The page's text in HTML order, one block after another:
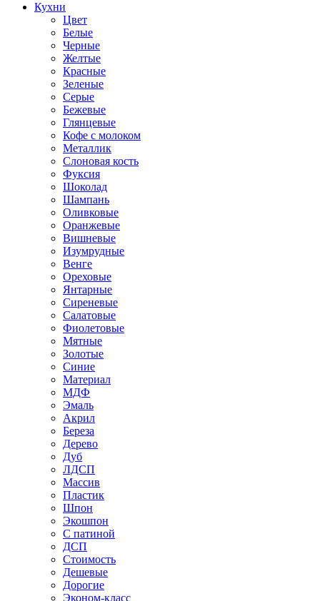
Кухни
Цвет
Белые
Черные
Желтые
Красные
Зеленые
Серые
Бежевые
Глянцевые
Кофе с молоком
Металлик
Слоновая кость
Фуксия
Шоколад
Шампань
Оливковые
Оранжевые
Вишневые
Изумрудные
Венге
Ореховые
Янтарные
Сиреневые
Салатовые
Фиолетовые
Мятные
Золотые
Синие
Материал
МДФ
Эмаль
Акрил
Береза
Дерево
Дуб
ЛДСП
Массив
Пластик
Шпон
Экошпон
С патиной
ДСП
Стоимость
Дешевые
Дорогие
Эконом-класс